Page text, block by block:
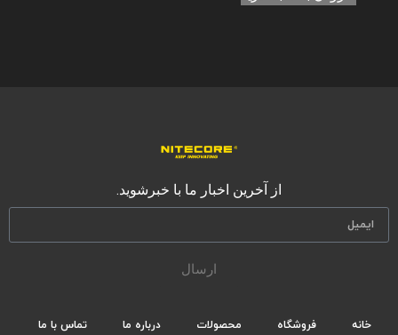
از آخرین اخبار ما با خبرشوید.
ارسال
خانه فروشگاه محصولات درباره ما تماس با ما